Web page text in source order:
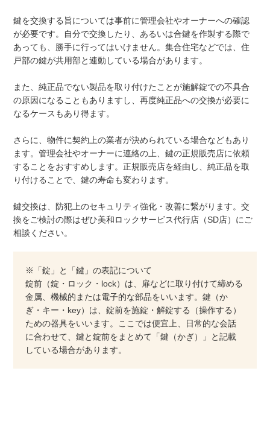
鍵を交換する旨については事前に管理会社やオーナーへの確認
が必要です。自分で交換したり、あるいは合鍵を作製する際で
あっても、勝手に行ってはいけません。集合住宅などでは、住
戸部の鍵が共用部と連動している場合があります。
また、純正品でない製品を取り付けたことが施解錠での不具合
の原因になることもありますし、再度純正品への交換が必要に
なるケースもあり得ます。
さらに、物件に契約上の業者が決められている場合などもあり
ます。管理会社やオーナーに連絡の上、鍵の正規販売店に依頼
することをおすすめします。正規販売店を経由し、純正品を取
り付けることで、鍵の寿命も変わります。
鍵交換は、防犯上のセキュリティ強化・改善に繋がります。交
換をご検討の際はぜひ美和ロックサービス代行店（SD店）にご
相談ください。
※「錠」と「鍵」の表記について
錠前（錠・ロック・lock）は、扉などに取り付けて締める
金属、機械的または電子的な部品をいいます。鍵（か
ぎ・キー・key）は、錠前を施錠・解錠する（操作する）
ための器具をいいます。ここでは便宜上、日常的な会話
に合わせて、鍵と錠前をまとめて「鍵（かぎ）」と記載
している場合があります。